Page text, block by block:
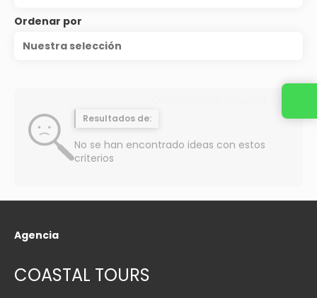
Ordenar por
Nuestra selección
Resultados de:
No se han encontrado ideas con estos
criterios
Agencia
COASTAL TOURS